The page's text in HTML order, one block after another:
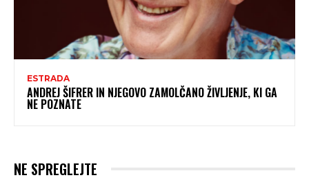
ESTRADA
ANDREJ ŠIFRER IN NJEGOVO ZAMOLČANO ŽIVLJENJE, KI GA
NE POZNATE
NE SPREGLEJTE